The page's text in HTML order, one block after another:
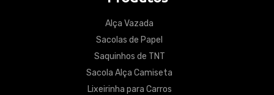
Alça Vazada
Sacolas de Papel
Saquinhos de TNT
Sacola Alça Camiseta
Lixeirinha para Carros